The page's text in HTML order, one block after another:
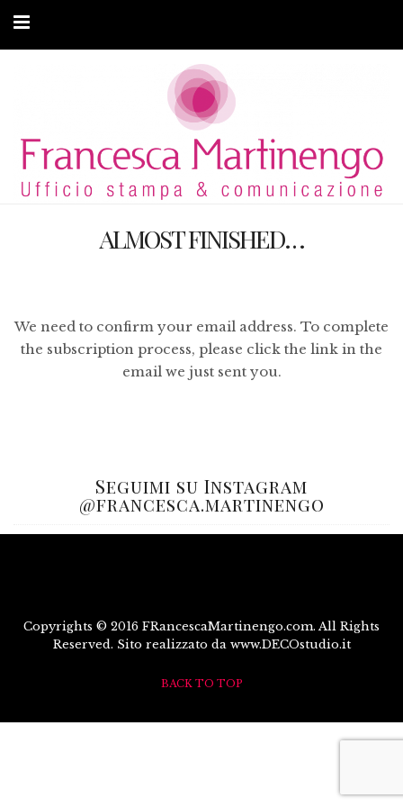
ARTICOLI
MODA ADATTIVA
ALMOST FINISHED…
We need to confirm your email address. To complete
the subscription process, please click the link in the
email we just sent you.
Seguimi su Instagram
@francesca.martinengo
Copyrights © 2016 FRancescaMartinengo.com. All Rights
Reserved. Sito realizzato da www.DECOstudio.it
BACK TO TOP